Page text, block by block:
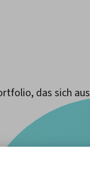
das sich aus